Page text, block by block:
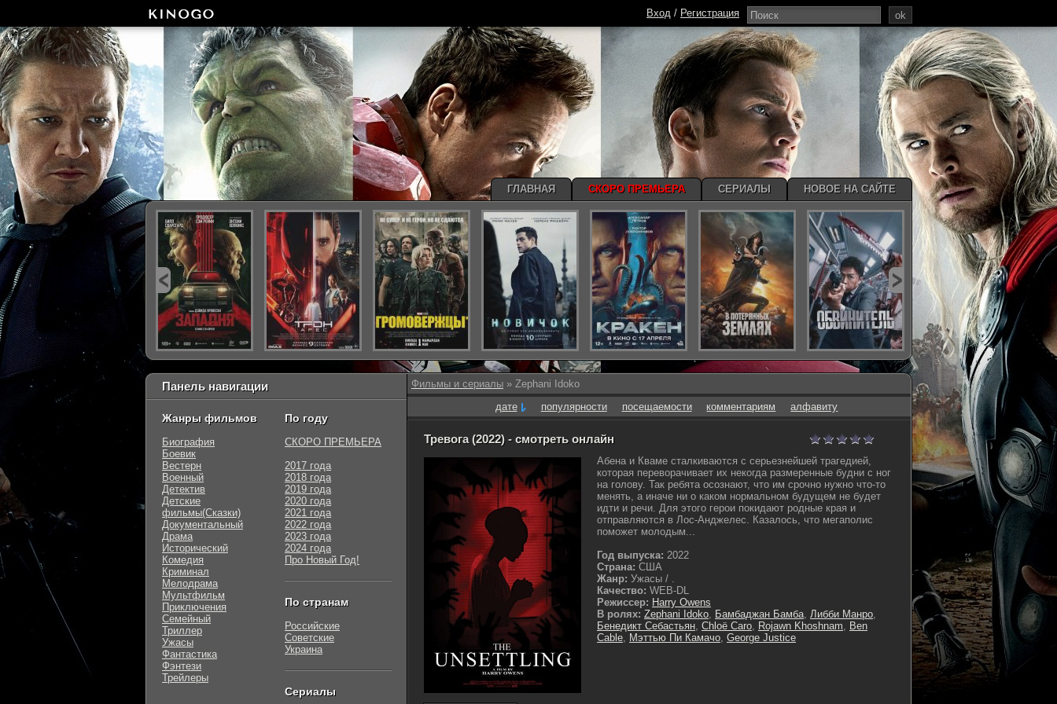
Фильмы и сериалы » Zephani Idoko
дате
популярности посещаемости комментариям алфавиту
Тревога (2022) - смотреть онлайн
Абена и Кваме сталкиваются с серьезнейшей трагедией,
которая переворачивает их некогда размеренные будни с ног
на голову. Так ребята осознают, что им срочно нужно что-то
менять, а иначе ни о каком нормальном будущем не будет
идти и речи. Для этого герои покидают родные края и
отправляются в Лос-Анджелес. Казалось, что мегаполис
поможет молодым...
Год выпуска: 2022
Страна: США
Жанр: Ужасы / .
Качество: WEB-DL
Режиссер: Harry Owens
В ролях: Zephani Idoko, Бамбаджан Бамба, Либби Манро,
Бенедикт Себастьян, Chloë Caro, Rojawn Khoshnam, Ben
Cable, Мэттью Пи Камачо, George Justice
Панель навигации
Жанры фильмов
Биография
Боевик
Вестерн
Военный
Детектив
Детские
фильмы(Сказки)
Документальный
Драма
Исторический
Комедия
Криминал
Мелодрама
Мультфильм
Приключения
Семейный
Триллер
Ужасы
Фантастика
Фэнтези
Трейлеры
По году
СКОРО ПРЕМЬЕРА
2017 года
2018 года
2019 года
2020 года
2021 года
2022 года
2023 года
2024 года
Про Новый Год!
По странам
Российские
Советские
Украина
Сериалы
ok
Вход / Регистрация
ГЛАВНАЯ СКОРО ПРЕМЬЕРА СЕРИАЛЫ НОВОЕ НА САЙТЕ